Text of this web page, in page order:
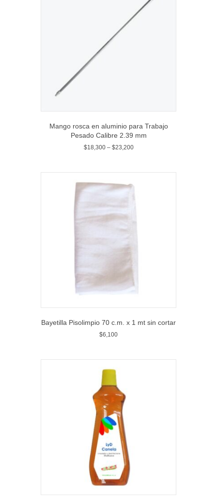
Mango rosca en aluminio para Trabajo
Pesado Calibre 2.39 mm
$18,300– $23,200
Bayetilla Pisolimpio 70 c.m. x 1 mt sin cortar
$6,100